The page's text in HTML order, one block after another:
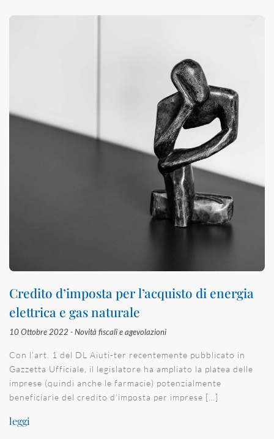
Credito d’imposta per l’acquisto di energia
elettrica e gas naturale
10 Ottobre 2022 -Novità fiscali e agevolazioni
Con l’art. 1 del DL Aiuti-ter recentemente pubblicato in
Gazzetta Ufficiale, il legislatore ha ampliato la platea delle
imprese (quindi anche le farmacie) potenzialmente
beneficiarie del credito d’imposta per imprese […]
leggi